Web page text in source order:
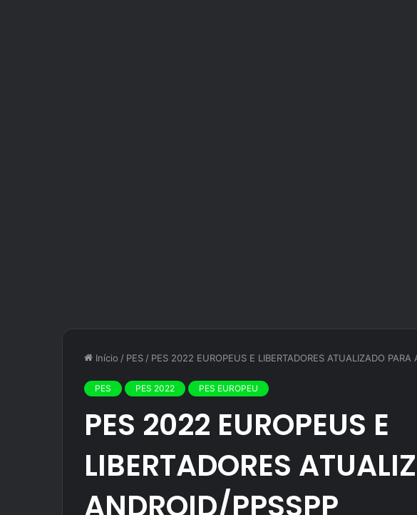
Início / PES / PES 2022 EUROPEUS E LIBERTADORES ATUALIZADO PARA
PES PES 2022 PES EUROPEU
PES 2022 EUROPEUS E
LIBERTADORES
ANDROID/PPSSPP